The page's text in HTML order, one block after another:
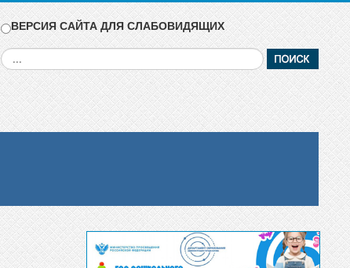
ВЕРСИЯ САЙТА ДЛЯ СЛАБОВИДЯЩИХ
Искать...